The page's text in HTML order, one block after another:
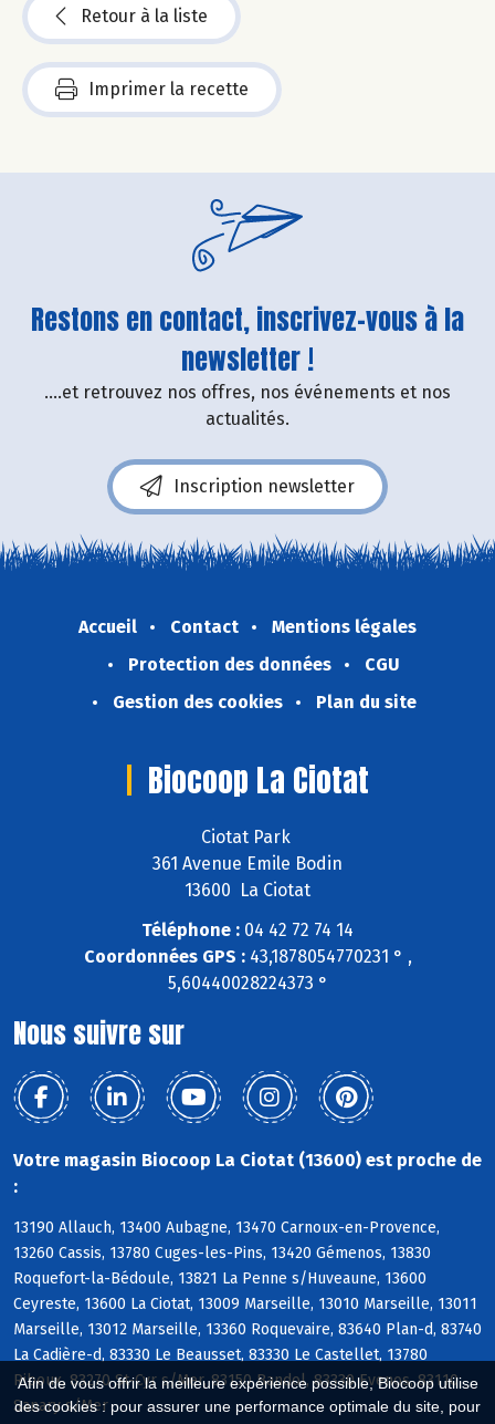
Afin de vous offrir la meilleure expérience possible, Biocoop utilise
des cookies : pour assurer une performance optimale du site, pour
Retour à la liste
Imprimer la recette
Restons en contact, inscrivez-vous à la
newsletter !
....et retrouvez nos offres, nos événements et nos
actualités.
Inscription newsletter
Accueil Contact
Mentions légales
Protection des données
CGU
Gestion des cookies
Plan du site
Biocoop La Ciotat
Ciotat Park
361 Avenue Emile Bodin
13600 La Ciotat
Téléphone : 04 42 72 74 14
Coordonnées GPS :43,1878054770231 ° ,
5,60440028224373 °
Nous suivre sur
Votre magasin Biocoop La Ciotat (13600) est proche de
:
13190 Allauch, 13400 Aubagne, 13470 Carnoux-en-Provence,
13260 Cassis, 13780 Cuges-les-Pins, 13420 Gémenos, 13830
Roquefort-la-Bédoule, 13821 La Penne s/Huveaune, 13600
Ceyreste, 13600 La Ciotat, 13009 Marseille, 13010 Marseille, 13011
Marseille, 13012 Marseille, 13360 Roquevaire, 83640 Plan-d, 83740
La Cadière-d, 83330 Le Beausset, 83330 Le Castellet, 13780
Riboux, 83270 St-Cyr s/Mer, 83150 Bandol, 83330 Evenos, 83110
Sanary s/Mer